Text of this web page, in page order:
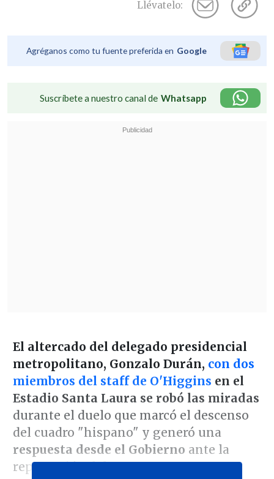
Llévatelo:
Agréganos como tu fuente preferida en Google
Suscríbete a nuestro canal de Whatsapp
El altercado del delegado presidencial
metropolitano, Gonzalo Durán, con dos
miembros del staff de O'Higgins en el
Estadio Santa Laura se robó las miradas
durante el duelo que marcó el descenso
del cuadro "hispano" y generó una
respuesta desde el Gobierno ante la
repercusión del tenso momento.